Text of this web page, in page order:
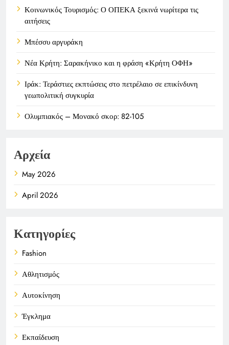
Κοινωνικός Τουρισμός: Ο ΟΠΕΚΑ ξεκινά νωρίτερα τις
αιτήσεις
Μπέσσυ αργυράκη
Νέα Κρήτη: Σαρακήνικο και η φράση «Κρήτη ΟΦΗ»
Ιράκ: Τεράστιες εκπτώσεις στο πετρέλαιο σε επικίνδυνη
γεωπολιτική συγκυρία
Ολυμπιακός – Μονακό σκορ: 82-105
Αρχεία
May 2026
April 2026
Κατηγορίες
Fashion
Αθλητισμός
Αυτοκίνηση
Έγκλημα
Εκπαίδευση